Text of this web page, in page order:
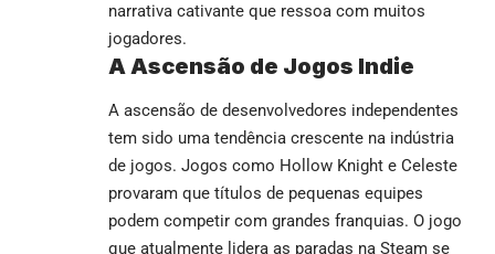
narrativa cativante que ressoa com muitos
jogadores.
A Ascensão de Jogos Indie
A ascensão de desenvolvedores independentes
tem sido uma tendência crescente na indústria
de jogos. Jogos como Hollow Knight e Celeste
provaram que títulos de pequenas equipes
podem competir com grandes franquias. O jogo
que atualmente lidera as paradas na Steam se